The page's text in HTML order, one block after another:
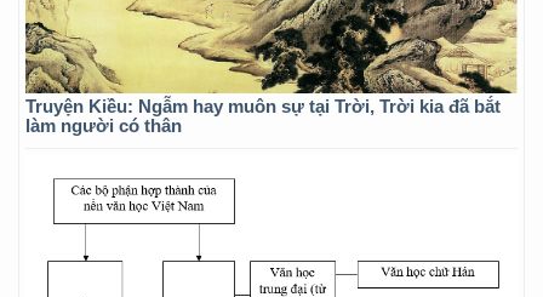
Truyện Kiều: Ngẫm hay muôn sự tại Trời, Trời kia đã bắt
làm người có thân